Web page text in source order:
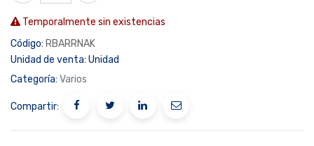
Temporalmente sin existencias
Código: RBARRNAK
Unidad de venta: Unidad
Categoría: Varios
Compartir: